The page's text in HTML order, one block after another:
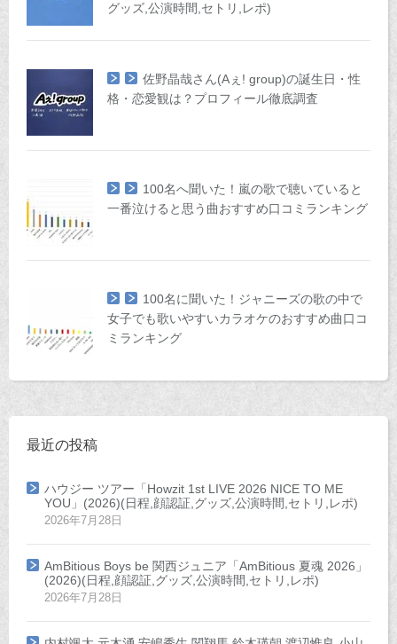
グッズ,公演時間,セトリ,レポ)
佐野晶哉さん(Aぇ! group)の誕生日・性
格・恋愛観は？プロフィール徹底調査
100名へ聞いた！嵐の歌で聴いていると
一番泣けると思う曲おすすめ口コミランキング
100名に聞いた！ジャニーズの歌の中で
女子でも歌いやすいカラオケのおすすめ曲口コ
ミランキング
最近の投稿
ハウジー ツアー「Howzit 1st LIVE 2026 NICE TO ME
YOU」(2026)(日程,顔認証,グッズ,公演時間,セトリ,レポ)
2026年7月28日
AmBitious Boys be 関西ジュニア「AmBitious 夏魂 2026」
(2026)(日程,顔認証,グッズ,公演時間,セトリ,レポ)
2026年7月28日